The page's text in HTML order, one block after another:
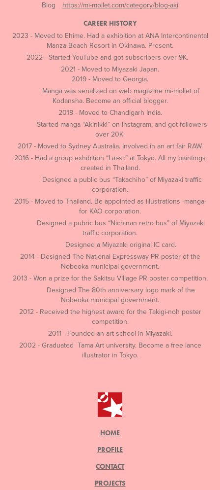
Blog https://mi-mollet.com/category/blog-aki
CAREER HISTORY
2023 - Moved to Ehime. Had a exhibition at ANA Intercontinental
Manza Beach Resort in Okinawa. Present.
2022 - Started YouTube and got subscribers over 9K.
2021 - Moved to Miyazaki Japan.
2019 - Moved to Georgia.
Manga was serialized on web magazine mi-mollet of
Kodansha. Become an official blogger.
2018 - Moved to Chandigarh India.
Started manga “Akinikki” on Instagram, and got followers
over 20K.
2017 - Moved to Sydney Australia. Involved in an art fair RAW.
2016 - Had a group exhibition “Lai-si:” at Tokyo. All my paintings
created in Thailand.
Designed a public bus “Takachiho” of Miyazaki traffic
corporation.
2015 - Moved to Thailand. Be appointed as illustrations -manga-
for KAO corporation.
Designed a pubric bus “Nichinan retro bus” of Miyazaki
traffic corporation.
Designed a Miyazaki original IC card.
2014 - Designed The National Expressway PR poster of the
Nobeoka municipal government.
2013 - Won a prize for the Sakitsu Village PR poster competition.
Designed The 80th anniversary logo mark of the
Nobeoka municipal government.
2012 - Received the highest award for the Takigi-noh poster
competition.
2011 - Founded an art school in Miyazaki.
2002 - Graduated Tama Art university. Become a free lance
illustrator in Tokyo.
HOME
PROFILE
CONTACT
PROJECTS